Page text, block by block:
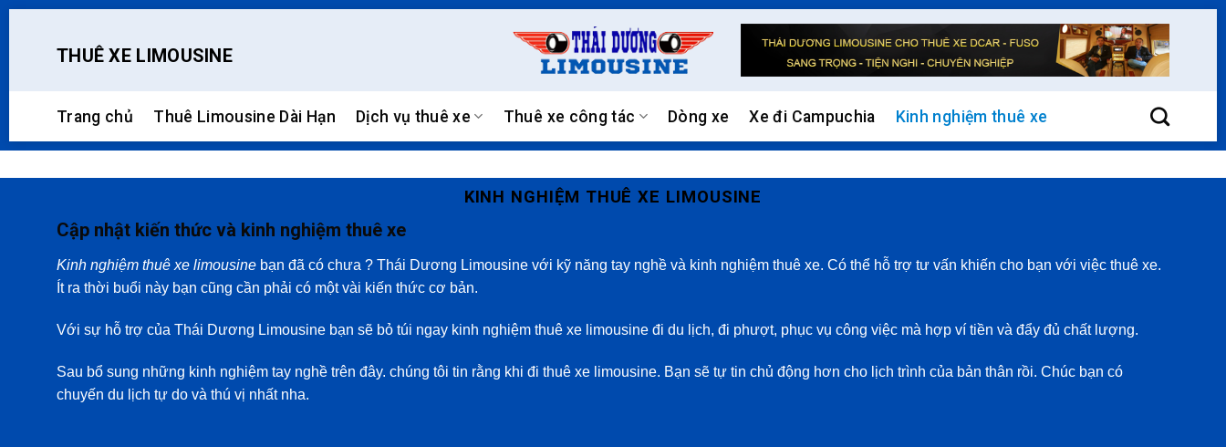
Skip
THUÊ XE LIMOUSINE
Trang chủ Thuê Limousine Dài Hạn Dịch vụ thuê xe Thuê xe công tác Dòng xe Xe đi Campuchia Kinh nghiệm thuê xe
KINH NGHIỆM THUÊ XE LIMOUSINE
Cập nhật kiến thức và kinh nghiệm thuê xe
Kinh nghiệm thuê xe limousine bạn đã có chưa ? Thái Dương Limousine với kỹ năng tay nghề và kinh nghiệm thuê xe. Có thể hỗ trợ tư vấn khiến cho bạn với việc thuê xe.
Ít ra thời buổi này bạn cũng cần phải có một vài kiến thức cơ bản.
Với sự hỗ trợ của Thái Dương Limousine bạn sẽ bỏ túi ngay kinh nghiệm thuê xe limousine đi du lịch, đi phượt, phục vụ công việc mà hợp ví tiền và đẩy đủ chất lượng.
Sau bổ sung những kinh nghiệm tay nghề trên đây. chúng tôi tin rằng khi đi thuê xe limousine. Bạn sẽ tự tin chủ động hơn cho lịch trình của bản thân rồi. Chúc bạn có
chuyến du lịch tự do và thú vị nhất nha.